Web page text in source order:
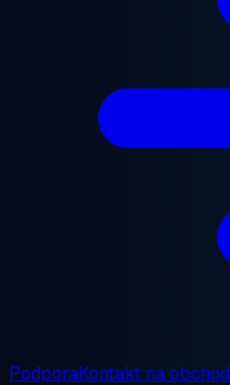
PodporaKontakt na obchod